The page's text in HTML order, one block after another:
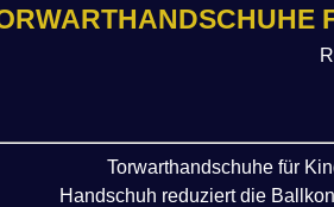
Torwarthandschuhe für
Handschuh reduziert die